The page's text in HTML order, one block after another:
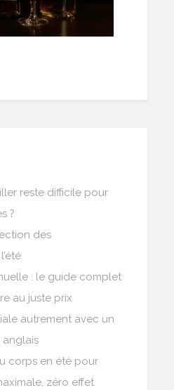
reste difficile pour
?
des
: le guide complet
au juste prix
autrement avec un
anglais
corps en été pour
zéro effet